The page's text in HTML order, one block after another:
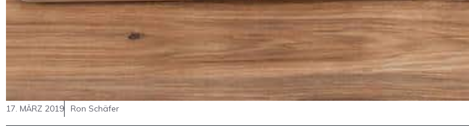
17. MÄRZ 2019 Ron Schäfer